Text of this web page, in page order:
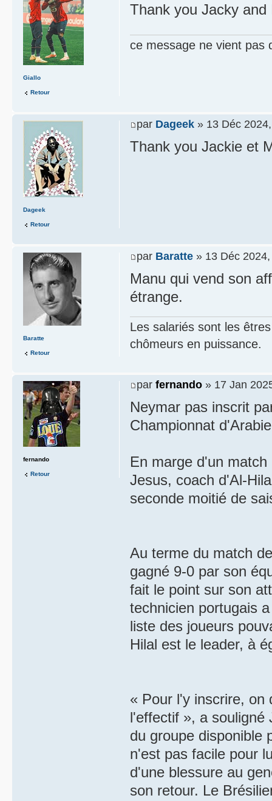
Thank you Jacky and
ce message ne vient pas
Giallo
Retour
par Dageek » 13 Déc
Thank you Jackie et
Dageek
Retour
par Baratte » 13 Déc
Manu qui vend son
étrange.
Les salariés sont les
chômeurs en puissance.
Baratte
Retour
par fernando » 17 Jan
Neymar pas inscrit
Championnat
En marge d'un
Jesus, coach d'Al-
seconde moitié de
Au terme du match
gagné 9-0 par son
fait le point sur son
technicien portugais
liste des joueurs
Hilal est le leader, à
« Pour l'y inscrire, on
l'effectif », a souligné
du groupe disponible
n'est pas facile pour
d'une blessure au
son retour. Le
fernando
Retour